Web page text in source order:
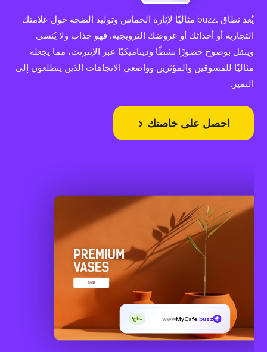
يُعد نطاق .buzz مثاليًا لإثارة الحماس وتوليد الضجة حول علامتك
التجارية أو أحداثك أو عروضك الترويجية. فهو جذاب ولا يُنسى
وينقل بوضوح حضورًا نشطًا وديناميكيًا عبر الإنترنت، مما يجعله
مثاليًا للمسوقين والمؤثرين وواضعي الاتجاهات الذين يتطلعون إلى
التميز.
احصل على خاصتك
wwwMyCafe.buzz متاح!